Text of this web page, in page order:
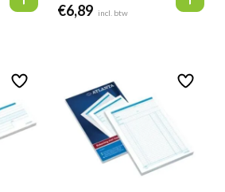
€6,89 incl. btw